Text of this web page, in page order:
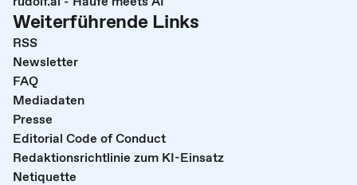
Weiterführende Links
RSS
Newsletter
FAQ
Mediadaten
Presse
Editorial Code of Conduct
Redaktionsrichtlinie zum KI-Einsatz
Netiquette